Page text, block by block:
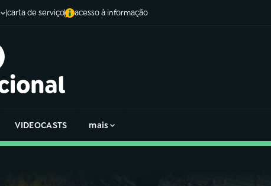
carta de serviço acesso à informação
VIDEOCASTS mais